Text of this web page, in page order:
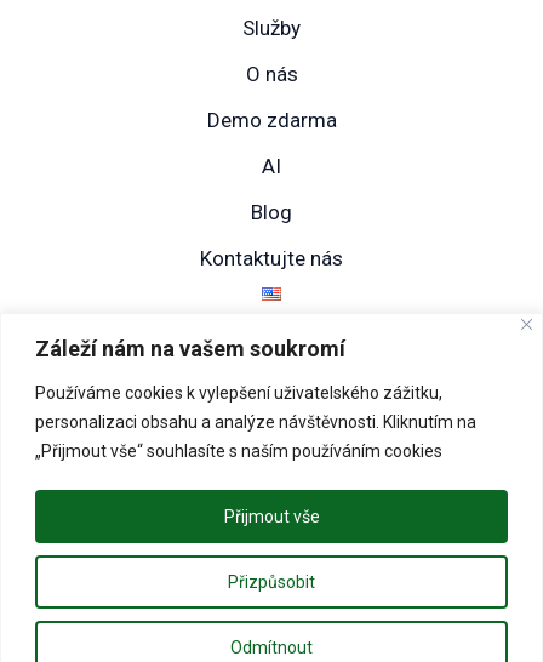
Záleží nám na vašem soukromí
Používáme cookies k vylepšení uživatelského zážitku,
personalizaci obsahu a analýze návštěvnosti. Kliknutím na
„Přijmout vše“ souhlasíte s naším používáním cookies
Přizpůsobit
Odmítnout
Přijmout vše
Služby
O nás
Demo zdarma
AI
Blog
Kontaktujte nás
ZARO Solutions s.r.o., Kabátníkova 105/2, Ponava, 602 00
Brno, Česká Republika
info@zarosolutions.cz, +420 775 775 395
© 2024 ZARO Solutions s.r.o.